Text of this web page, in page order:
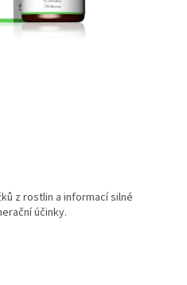
z rostlin a informací silné
účinky.